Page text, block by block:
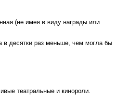
(не имея в виду награды или
в десятки раз меньше, чем могла бы
театральные и кинороли.